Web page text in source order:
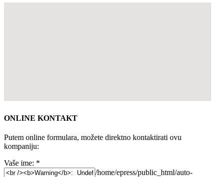
ONLINE KONTAKT
Putem online formulara, možete direktno kontaktirati ovu
kompaniju:
Vaše ime: *
/home/epress/public_html/auto-